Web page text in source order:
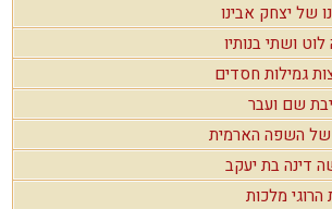
של יצחק אבינו
ושתי בנותיו
גמילות חסדים
שם ועבר
של השפה הארמית
דינה בת יעקב
מלכות